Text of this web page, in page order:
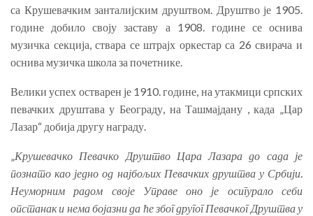
са Крушевачким занталијским друштвом. Друштво је 1905.
године добило своју заставу а 1908. године се оснива
музичка секција, ствара се штрајх оркестар са 26 свирача и
оснива музичка школа за почетнике.
Велики успех остварен је 1910. године, на утакмици српских
певачких друштава у Београду, на Ташмајдану , када „Цар
Лазар“ добија другу награду.
„Крушевачко Певачко Друштво Цара Лазара до сада је
познато као једно од најбољих Певачких друштва у Србији.
Неуморним радом своје Управе оно је осигурало себи
опстанак и нема бојазни да ће због другог Певачког Друштва у